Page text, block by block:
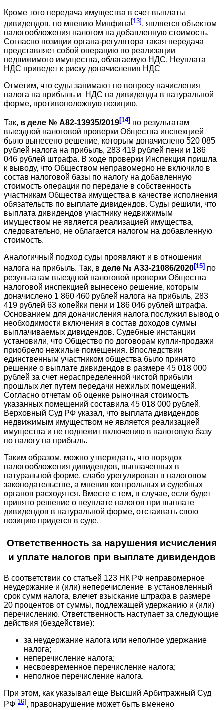
Кроме того передача имущества в счет выплаты
дивидендов, по мнению Минфина [13] , является объектом
налогообложения налогом на добавленную стоимость.
Согласно позиции органа-регулятора такая передача
представляет собой операцию по реализации
недвижимого имущества, облагаемую НДС. Неуплата
НДС приведет к риску доначисления НДС
Отметим, что суды занимают по вопросу начисления
налога на прибыль и НДС на дивиденды в натуральной
форме, противоположную позицию.
Так, в деле № А82-13935/2019[14] по результатам
выездной налоговой проверки Общества инспекцией
было вынесено решение, которым доначислено 520 085
рублей налога на прибыль, 283 419 рублей пени и 186
046 рублей штрафа. В ходе проверки Инспекция пришла
к выводу, что Обществом неправомерно не включило в
состав налоговой базы по налогу на добавленную
стоимость операции по передаче в собственность
участникам Общества имущества в качестве исполнения
обязательств по выплате дивидендов. Суды решили, что
выплата дивидендов участнику недвижимым
имуществом не является реализацией имущества,
следовательно, не облагается налогом на добавленную
стоимость.
Аналогичный подход суды проявляют и в отношении
налога на прибыль. Так, в деле № А33-21086/2020[15] по
результатам выездной налоговой проверки Общества
налоговой инспекцией вынесено решение, которым
доначислено 1 860 460 рублей налога на прибыль, 283
419 рублей 63 копейки пени и 186 046 рублей штрафа.
Основанием для доначисления налога послужил вывод о
необходимости включения в состав доходов суммы
выплачиваемых дивидендов. Судебные инстанции
установили, что Общество по договорам купли-продажи
приобрело нежилые помещения. Впоследствии
единственным участником общества было принято
решение о выплате дивидендов в размере 45 018 000
рублей за счет нераспределенной чистой прибыли
прошлых лет путем передачи нежилых помещений.
Согласно отчетам об оценке рыночная стоимость
указанных помещений составила 45 018 000 рублей.
Верховный Суд РФ указал, что выплата дивидендов
недвижимым имуществом не является реализацией
имущества и не подлежит включению в налоговую базу
по налогу на прибыль.
Таким образом, можно утверждать, что порядок
налогообложения дивидендов, выплаченных в
натуральной форме, слабо урегулирован в налоговом
законодательстве, а мнения контрольных и судебных
органов расходятся. Вместе с тем, в случае, если будет
принято решение о неуплате налогов при выплате
дивидендов в натуральной форме, отстаивать свою
позицию придется в суде.
Ответственность за нарушения исчисления
и уплате налогов при выплате дивидендов
В соответствии со статьей 123 НК РФ неправомерное
неудержание и (или) неперечисление в установленный
срок сумм налога, влечет взыскание штрафа в размере
20 процентов от суммы, подлежащей удержанию и (или)
перечислению. Ответственность наступает за следующие
действия (бездействие):
за неудержание налога или неполное удержание
налога;
неперечисление налога;
несвоевременное перечисление налога;
неполное перечисление налога.
При этом, как указывал еще Высший Арбитражный Суд
РФ[16], правонарушение может быть вменено